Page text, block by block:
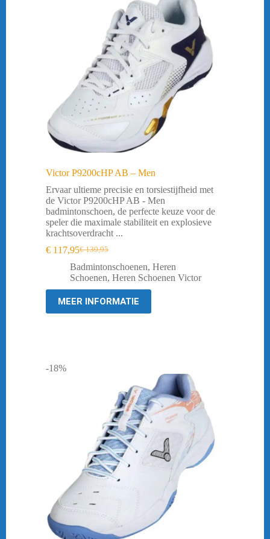
Victor P9200cHP AB – Men
Ervaar ultieme precisie en torsiestijfheid met
de Victor P9200cHP AB - Men
badmintonschoen, de perfecte keuze voor de
speler die maximale stabiliteit en explosieve
krachtsoverdracht ...
€139,95
Oorspronkelijke
prijs
was:
€ 139,95.
€ 117,95Huidige
prijs
is:
€ 117,95.
Badmintonschoenen, Heren
Schoenen, Heren Schoenen Victor
MEER INFORMATIE
-18%